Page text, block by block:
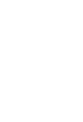
Durch die Erstellung
Einkäufe schnell